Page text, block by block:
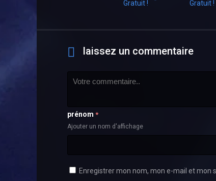
laissez un commentaire
prénom *
Ajouter un nom d'affichage
Enregistrer mon nom, mon e-mail et mon